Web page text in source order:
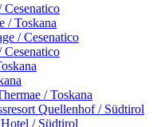
/ Toskana
/ Cesenatico
/ Toskana
Quellenhof / Südtirol
/ Südtirol